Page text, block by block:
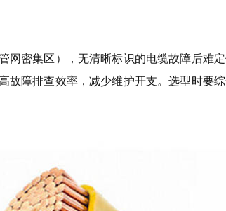
网密集区），无清晰标识的电缆故障后难
故障排查效率，减少维护开支。选型时要